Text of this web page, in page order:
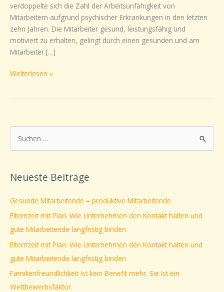
verdoppelte sich die Zahl der Arbeitsunfähigkeit von
Mitarbeitern aufgrund psychischer Erkrankungen in den letzten
zehn Jahren. Die Mitarbeiter gesund, leistungsfähig und
motiviert zu erhalten, gelingt durch einen gesunden und am
Mitarbeiter […]
und
Team
fit
leistungsstark
Weiterlesen »
u
h
n
a
c
h
:
Neueste Beiträge
Gesunde Mitarbeitende = produktive Mitarbeitende
Elternzeit mit Plan: Wie Unternehmen den Kontakt halten und
gute Mitarbeitende langfristig binden
Elternzeit mit Plan: Wie Unternehmen den Kontakt halten und
gute Mitarbeitende langfristig binden
Familienfreundlichkeit ist kein Benefit mehr. Sie ist ein
Wettbewerbsfaktor.